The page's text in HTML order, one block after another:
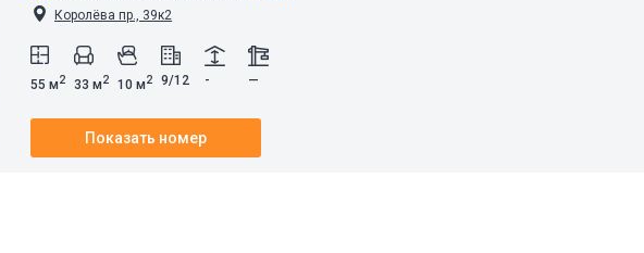
Королёва пр., 39к2
55 м2 33 м2 10 м2 9/12 - —
Показать номер